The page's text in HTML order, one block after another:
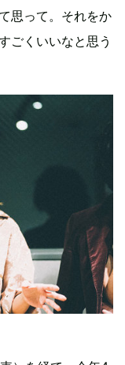
思って。それをか
ごくいいなと思う